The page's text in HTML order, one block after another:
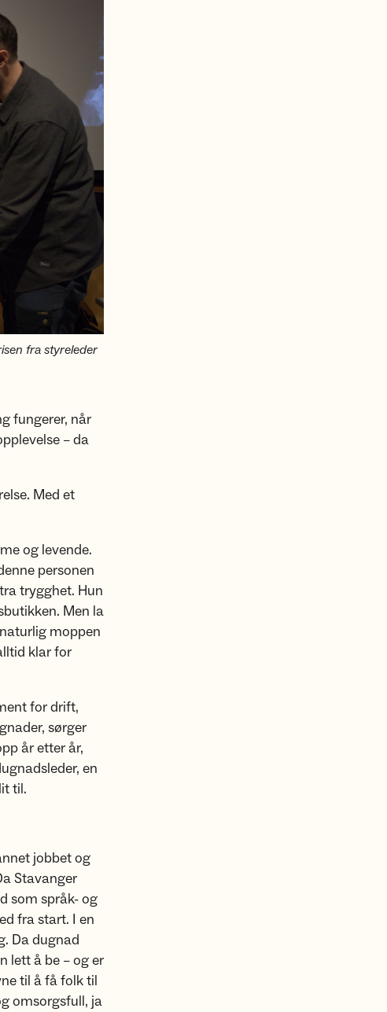
fra styreleder
fungerer, når
– da
Med et
og levende.
personen
trygghet. Hun
Men la
moppen
klar for
for drift,
sørger
år etter år,
en
til.
jobbet og
Stavanger
som språk- og
fra start. I en
Da dugnad
lett å be – og er
til å få folk til
omsorgsfull, ja